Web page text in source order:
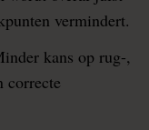
vermindert.
kans op rug-,
correcte